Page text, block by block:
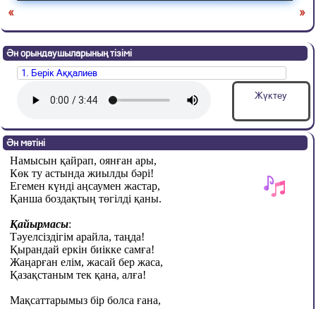
« »
Ән орындаушыларының тізімі
1. Берік Аққалиев
Жүктеу
Ән мәтіні
Намысын қайрап, оянған ары,
Көк ту астында жиылды бәрі!
Егемен күнді аңсаумен жастар,
Қанша боздақтың төгілді қаны.
Қайырмасы:
Тәуелсіздігім арайла, таңда!
Қырандай еркін биікке самға!
Жаңарған елім, жасай бер жаса,
Қазақстаным тек қана, алға!
Мақсаттарымыз бір болса ғана,